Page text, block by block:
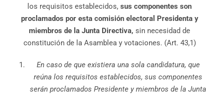
los requisitos establecidos, sus componentes son
proclamados por esta comisión electoral Presidenta y
miembros de la Junta Directiva, sin necesidad de
constitución de la Asamblea y votaciones. (Art. 43,1)
En caso de que existiera una sola candidatura, que
reúna los requisitos establecidos, sus componentes
serán proclamados Presidente y miembros de la Junta